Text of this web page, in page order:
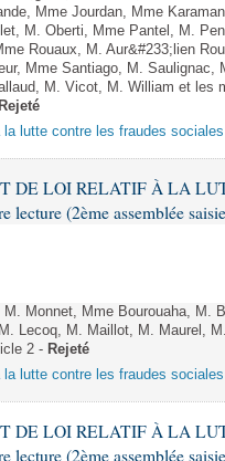
Mme Jourdan, Mme
M. Oberti, Mme Pantel, M.
Rouaux, M. Aur&#233;lien
Mme Santiago, M. Saulignac,
M. Vicot, M. William et les
Rejeté
lutte contre les fraudes
DE LOI RELATIF À LA
(2ème assemblée
Monnet, Mme Bourouaha, M.
Lecoq, M. Maillot, M. Maurel,
2 - Rejeté
lutte contre les fraudes
DE LOI RELATIF À LA
(2ème assemblée